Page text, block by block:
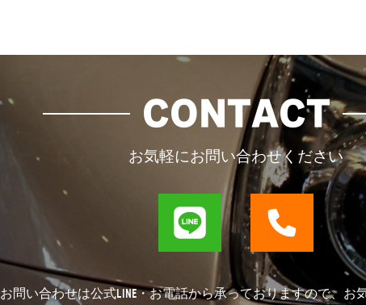
CONTACT
お気軽にお問い合わせください
お問い合わせは公式LINE・お電話から承っておりますので、お